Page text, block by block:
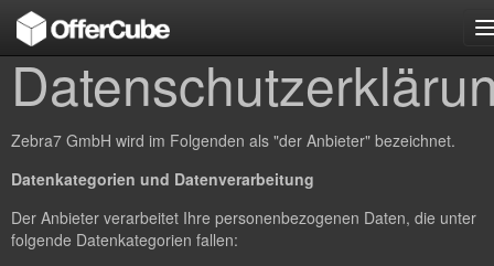
Zebra7 GmbH wird im Folgenden als "der Anbieter" bezeichnet.
Datenkategorien und Datenverarbeitung
Der Anbieter verarbeitet Ihre personenbezogenen Daten, die unter
folgende Datenkategorien fallen: